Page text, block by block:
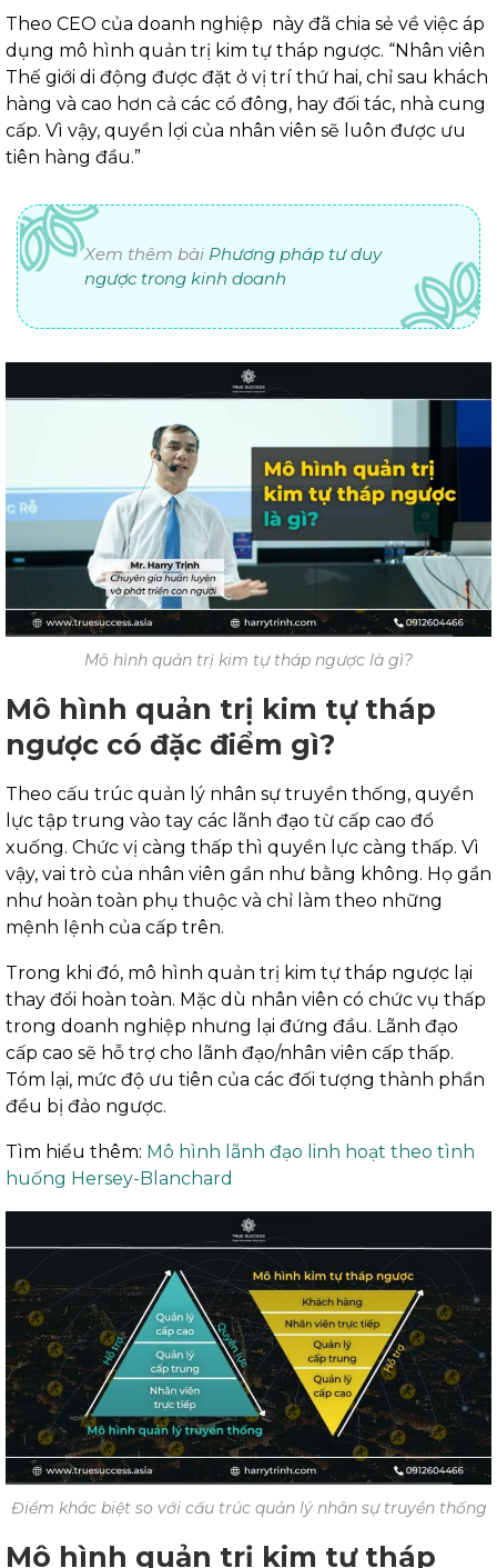
Theo CEO của doanh nghiệp này đã chia sẻ về việc áp
dụng mô hình quản trị kim tự tháp ngược. “Nhân viên
Thế giới di động được đặt ở vị trí thứ hai, chỉ sau khách
hàng và cao hơn cả các cổ đông, hay đối tác, nhà cung
cấp. Vì vậy, quyền lợi của nhân viên sẽ luôn được ưu
tiên hàng đầu.”
Xem thêm bài Phương pháp tư duy
ngược trong kinh doanh
Mô hình quản trị kim tự tháp ngược là gì?
Mô hình quản trị kim tự tháp
ngược có đặc điểm gì?
Theo cấu trúc quản lý nhân sự truyền thống, quyền
lực tập trung vào tay các lãnh đạo từ cấp cao đổ
xuống. Chức vị càng thấp thì quyền lực càng thấp. Vì
vậy, vai trò của nhân viên gần như bằng không. Họ gần
như hoàn toàn phụ thuộc và chỉ làm theo những
mệnh lệnh của cấp trên.
Trong khi đó, mô hình quản trị kim tự tháp ngược lại
thay đổi hoàn toàn. Mặc dù nhân viên có chức vụ thấp
trong doanh nghiệp nhưng lại đứng đầu. Lãnh đạo
cấp cao sẽ hỗ trợ cho lãnh đạo/nhân viên cấp thấp.
Tóm lại, mức độ ưu tiên của các đối tượng thành phần
đều bị đảo ngược.
Tìm hiểu thêm: Mô hình lãnh đạo linh hoạt theo tình
huống Hersey-Blanchard
Điểm khác biệt so với cấu trúc quản lý nhân sự truyền thống
Mô hình quản trị kim tự tháp